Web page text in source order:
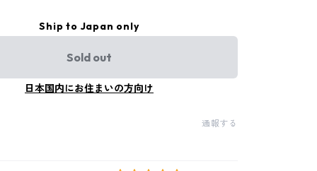
Ship to Japan only
Sold out
日本国内にお住まいの方向け
通報する